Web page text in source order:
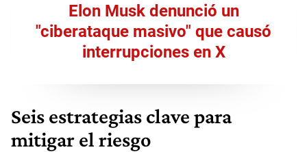
Elon Musk denunció un
"ciberataque masivo" que causó
interrupciones en X
Seis estrategias clave para
mitigar el riesgo